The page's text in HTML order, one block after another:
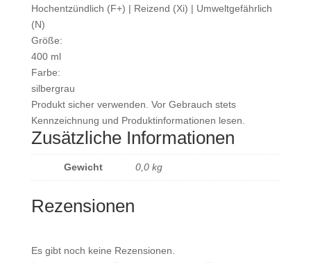
Hochentzündlich (F+) | Reizend (Xi) | Umweltgefährlich
(N)
Größe:
400 ml
Farbe:
silbergrau
Produkt sicher verwenden. Vor Gebrauch stets
Kennzeichnung und Produktinformationen lesen.
Zusätzliche Informationen
Gewicht 0,0 kg
Rezensionen
Es gibt noch keine Rezensionen.